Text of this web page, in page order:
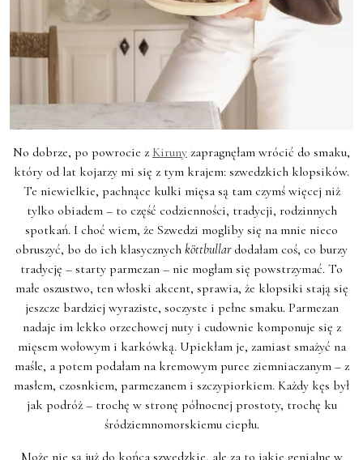
No dobrze, po powrocie z Kiruny zapragnęłam wrócić do smaku,
który od lat kojarzy mi się z tym krajem: szwedzkich klopsików.
Te niewielkie, pachnące kulki mięsa są tam czymś więcej niż
tylko obiadem – to część codzienności, tradycji, rodzinnych
spotkań. I choć wiem, że Szwedzi mogliby się na mnie nieco
obruszyć, bo do ich klasycznych köttbullardodałam coś, co burzy
tradycję – starty parmezan – nie mogłam się powstrzymać. To
małe oszustwo, ten włoski akcent, sprawia, że klopsiki stają się
jeszcze bardziej wyraziste, soczyste i pełne smaku. Parmezan
nadaje im lekko orzechowej nuty i cudownie komponuje się z
mięsem wołowym i karkówką. Upiekłam je, zamiast smażyć na
maśle, a potem podałam na kremowym puree ziemniaczanym – z
masłem, czosnkiem, parmezanem i szczypiorkiem. Każdy kęs był
jak podróż – trochę w stronę północnej prostoty, trochę ku
śródziemnomorskiemu ciepłu.
Może nie są już do końca szwedzkie, ale za to jakie genialne w